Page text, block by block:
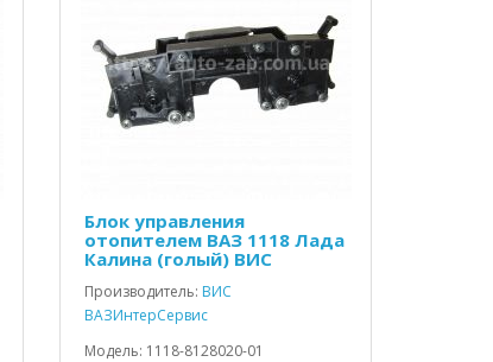
Блок управления
отопителем ВАЗ 1118 Лада
Калина (голый) ВИС
Производитель: ВИС
ВАЗИнтерСервис
Модель: 1118-8128020-01